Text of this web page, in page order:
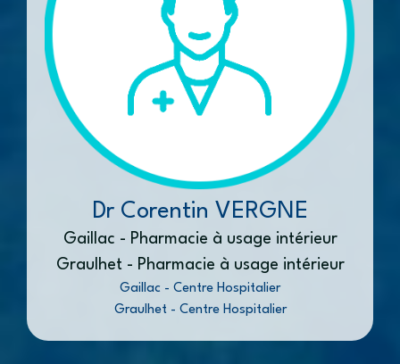
Dr Corentin VERGNE
Gaillac - Pharmacie à usage intérieur
Graulhet - Pharmacie à usage intérieur
Gaillac - Centre Hospitalier
Graulhet - Centre Hospitalier